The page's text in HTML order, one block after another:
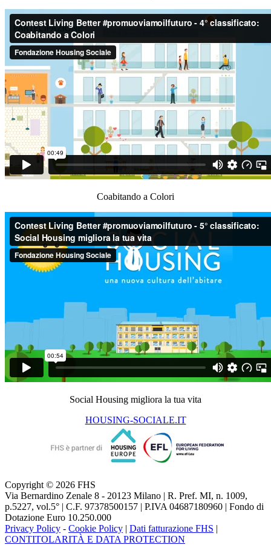
Coabitando a Colori
Social Housing migliora la tua vita
HOUSING-SOCIALE.IT
Copyright © 2026 FHS
Via Bernardino Zenale 8 - 20123 Milano | R. Pref. MI, n. 1009,
p.5227, vol.5° | C.F. 97378500157 | P.IVA 04687180960 | Fondo di
Dotazione Euro 10.250.000
Privacy Policy - Cookie Policy | Dati fatturazione FHS |
CONTITOLARITÀ E DATA PROTECTION